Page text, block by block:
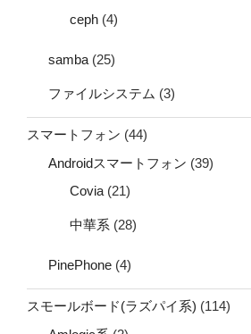
ceph (4)
samba (25)
ファイルシステム (3)
スマートフォン (44)
Androidスマートフォン (39)
Covia (21)
中華系 (28)
PinePhone (4)
スモールボード(ラズパイ系) (114)